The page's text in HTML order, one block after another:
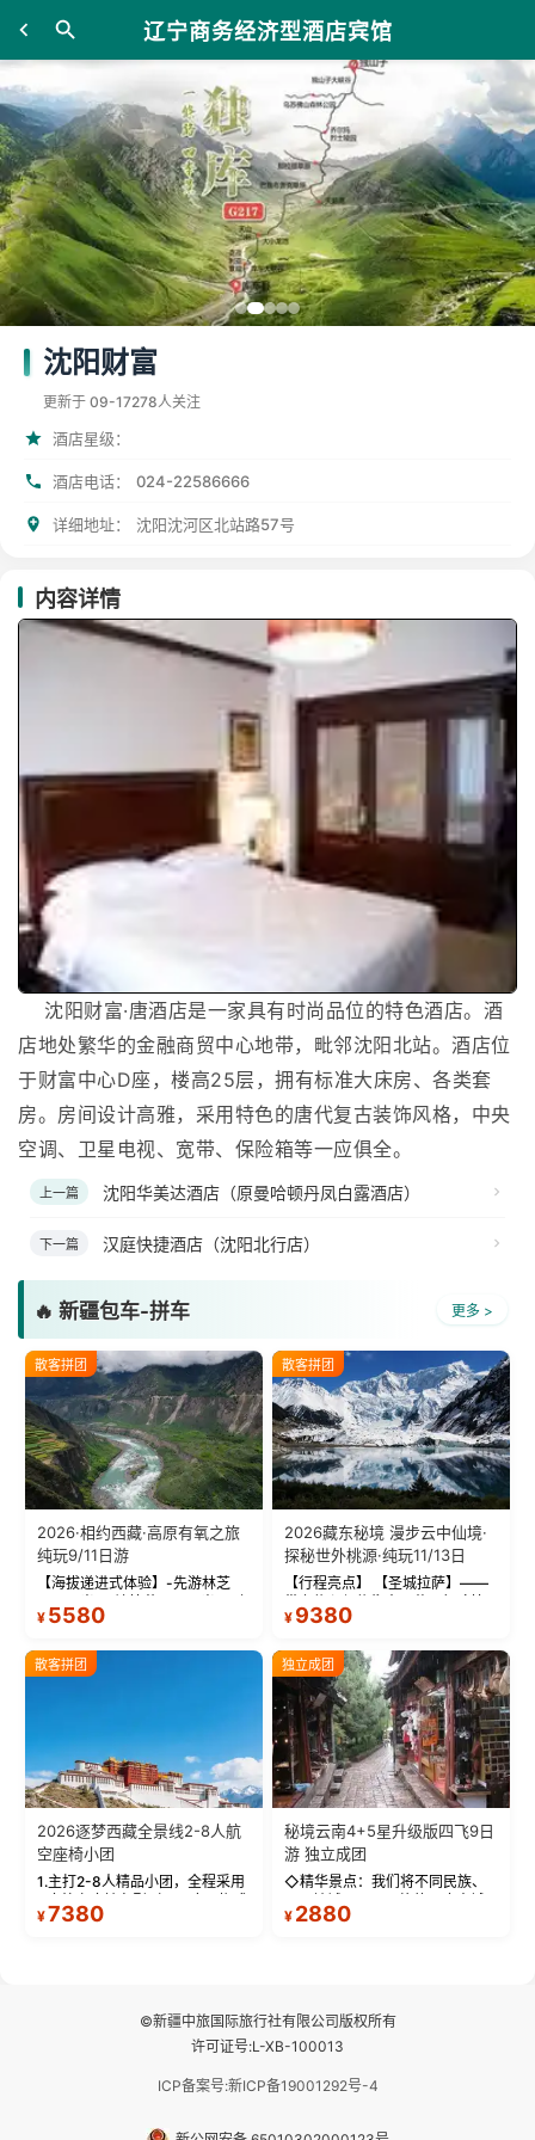
辽宁商务经济型酒店宾馆
沈阳财富
更新于 09-17278人关注
酒店星级：
酒店电话： 024-22586666
详细地址： 沈阳沈河区北站路57号
内容详情
沈阳财富·唐酒店是一家具有时尚品位的特色酒店。酒
店地处繁华的金融商贸中心地带，毗邻沈阳北站。酒店位
于财富中心D座，楼高25层，拥有标准大床房、各类套
房。房间设计高雅，采用特色的唐代复古装饰风格，中央
空调、卫星电视、宽带、保险箱等一应俱全。
上一篇 沈阳华美达酒店（原曼哈顿丹凤白露酒店）
下一篇 汉庭快捷酒店（沈阳北行店）
🔥 新疆包车-拼车 更多 >
散客拼团
2026·相约西藏·高原有氧之旅
纯玩9/11日游
【海拔递进式体验】-先游林芝
测 99%游客零高反 。 【贴心保
反根本不是事儿 ！ 【无人机航
拍】-雪山/圣湖/...
¥ 5580
散客拼团
2026藏东秘境 漫步云中仙境·
探秘世外桃源·纯玩11/13日
【行程亮点】 【圣城拉萨】——
萨，感受这座城与生俱来的与众
城堡寺院于一体的宏伟建筑，是
西藏最完整的古代...
¥ 9380
散客拼团
2026逐梦西藏全景线2-8人航
空座椅小团
1.主打2-8人精品小团，全程采用
9座航空座椅车型（360度环抱式
座舱），提供VIP级别的舒适出行
¥7380
独立成团
秘境云南4+5星升级版四飞9日
游 独立成团
◇精华景点：我们将不同民族、
不同地域、不同风格的三座古城
—【大理古城、丽江古城、香格
¥ 2880
©新疆中旅国际旅行社有限公司版权所有
许可证号:L-XB-100013
ICP备案号:新ICP备19001292号-4